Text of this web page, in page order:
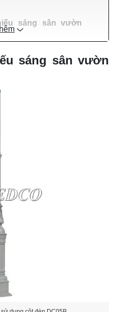
sáng sân vườn
sân vườn HLV05-
sáng sân vườn